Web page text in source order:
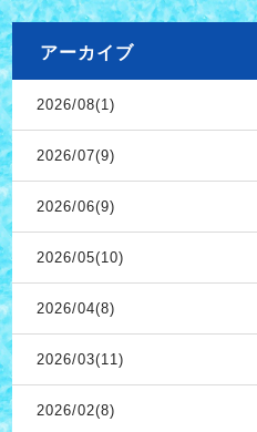
アーカイブ
2026/08(1)
2026/07(9)
2026/06(9)
2026/05(10)
2026/04(8)
2026/03(11)
2026/02(8)